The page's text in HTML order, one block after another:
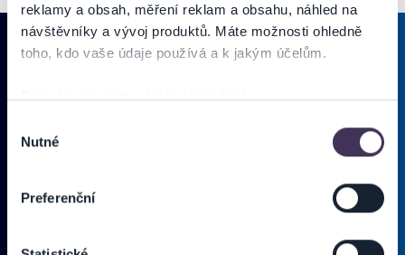
reklamy a obsah, měření reklam a obsahu, náhled na
návštěvníky a vývoj produktů. Máte možnosti ohledně
toho, kdo vaše údaje používá a k jakým účelům.
Pokud to povolíte, rádi bychom také:
které mohou být přesné na několik metrů
skenování pro konkrétní charakteristiky (otisk prstu)
Zjistěte více o tom, jak zpracováváme vaše osobní
souhlasu
Nutné
Preferenční
PRIHLÁSIŤ SA KODBERU NOVINIEK
Pridajte sa do zoznamu odberateľov a doručte si najnovšie špeciálne